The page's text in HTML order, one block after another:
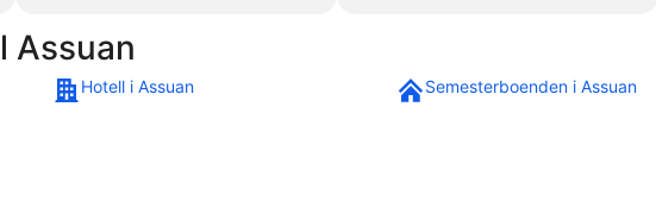
Assuan
Hotell i Assuan Semesterboenden i Assuan